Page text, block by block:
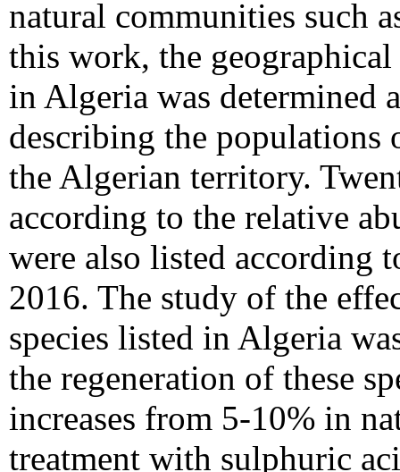
natural communities such
this work, the
in Algeria was determined
describing the populations
the Algerian territory.
according to the relative
were also listed according
2016. The study of the
species listed in Algeria
the regeneration of these
increases from 5-10% in
treatment with sulphuric